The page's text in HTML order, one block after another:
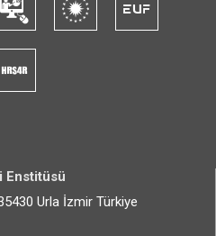
Enstitüsü
Urla İzmir Türkiye